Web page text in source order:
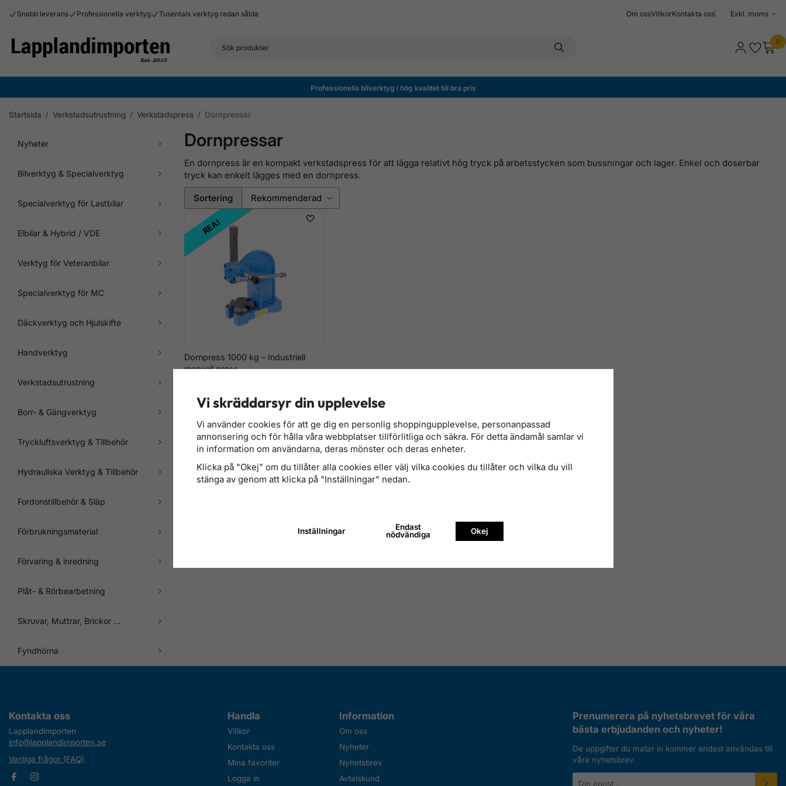
Snabb leverans Professionella verktyg Tusentals verktyg redan sålda Om ossVillkorKontakta oss
Välj
0
Professionella bilverktyg i hög kvalitet till bra pris
Startsida / Verkstadsutrustning / Verkstadspress / Dornpressar
Nyheter
Bilverktyg & Specialverktyg
Specialverktyg för Lastbilar
Elbilar & Hybrid / VDE
Verktyg för Veteranbilar
Specialverktyg för MC
Däckverktyg och Hjulskifte
Handverktyg
Verkstadsutrustning
Borr- & Gängverktyg
Tryckluftsverktyg & Tillbehör
Hydrauliska Verktyg & Tillbehör
Fordonstillbehör & Släp
Förbrukningsmaterial
Förvaring & inredning
Plåt- & Rörbearbetning
Skruvar, Muttrar, Brickor ...
Fyndhörna
Dornpressar
En dornpress är en kompakt verkstadspress för att lägga relativt hög tryck på arbetsstycken som bussningar och lager. Enkel och doserbar
tryck kan enkelt lägges med en dornpress.
Sortering
REA!
Dornpress 1000 kg – Industriell
manuell press
Kontakta oss
Lapplandimporten
info@lapplandimporten.se
Vanliga frågor (FAQ)
Handla
Villkor
Kontakta oss
Mina favoriter
Logga in
Information
Om oss
Nyheter
Nyhetsbrev
Avtalskund
Prenumerera på nyhetsbrevet för våra
bästa erbjudanden och nyheter!
De uppgifter du matar in kommer endast användas till
våra nyhetsbrev.
Vi skräddarsyr din upplevelse
Vi använder cookies för att ge dig en personlig shoppingupplevelse, personanpassad
annonsering och för hålla våra webbplatser tillförlitliga och säkra. För detta ändamål samlar vi
in information om användarna, deras mönster och deras enheter.
Klicka på "Okej" om du tillåter alla cookies eller välj vilka cookies du tillåter och vilka du vill
stänga av genom att klicka på "Inställningar" nedan.
Inställningar
Endast
nödvändiga
Okej